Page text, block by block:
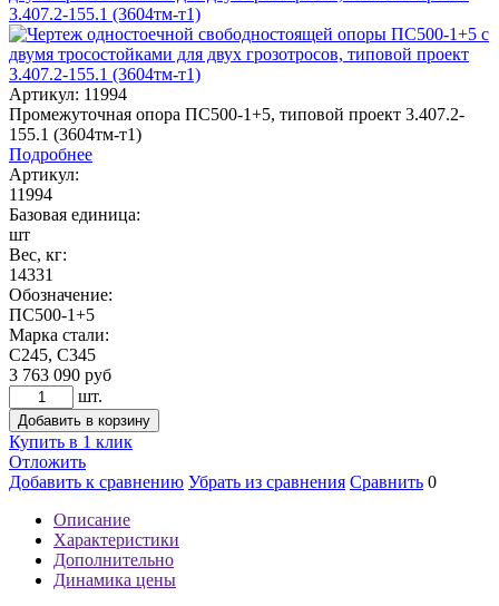
Артикул: 11994
Промежуточная опора ПС500-1+5, типовой проект 3.407.2-
155.1 (3604тм-т1)
Подробнее
Артикул:
11994
Базовая единица:
шт
Вес, кг:
14331
Обозначение:
ПС500-1+5
Марка стали:
С245, С345
3 763 090 руб
шт.
Добавить в корзину
Купить в 1 клик
Отложить
Добавить к сравнению Убрать из сравнения Сравнить 0
Описание
Характеристики
Дополнительно
Динамика цены